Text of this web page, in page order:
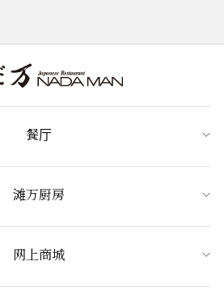
餐厅
滩万厨房
网上商城